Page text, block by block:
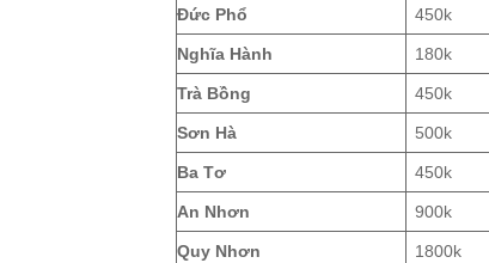
Đức Phổ 450k
Nghĩa Hành 180k
Trà Bồng 450k
Sơn Hà 500k
Ba Tơ 450k
An Nhơn 900k
Quy Nhơn 1800k